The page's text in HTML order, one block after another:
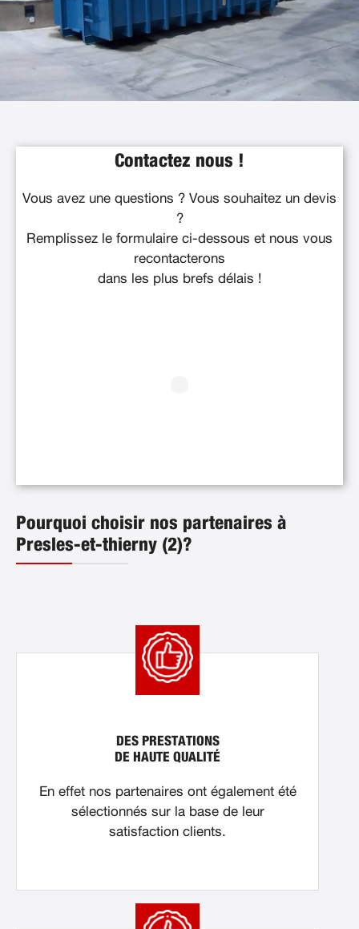
Contactez nous !
Vous avez une questions ? Vous souhaitez un devis
?
Remplissez le formulaire ci-dessous et nous vous
recontacterons
dans les plus brefs délais !
Pourquoi choisir nos partenaires à
Presles-et-thierny (2)?
DES PRESTATIONS
DE HAUTE QUALITÉ
En effet nos partenaires ont également été
sélectionnés sur la base de leur
satisfaction clients.